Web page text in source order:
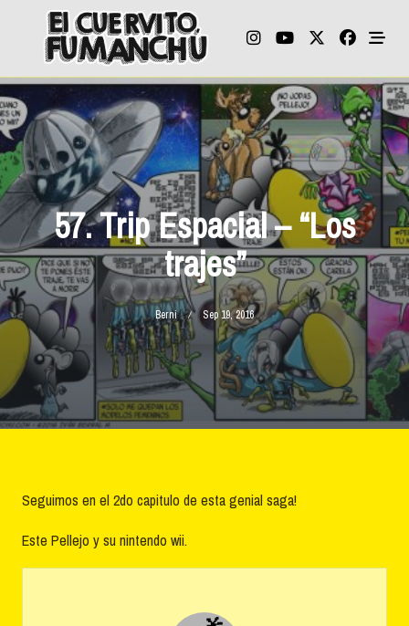
content
57. Trip Espacial – “Los
trajes”
Berni Sep 19, 2016
Seguimos en el 2do capitulo de esta genial saga!
Este Pellejo y su nintendo wii.